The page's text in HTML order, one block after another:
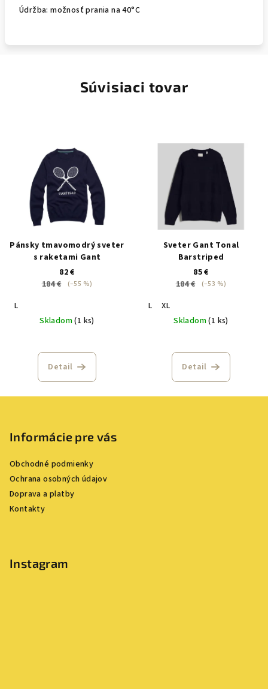
Údržba: možnosť prania na 40°C
Súvisiaci tovar
Pánsky tmavomodrý sveter
s raketami Gant
82 €
184 €
(–55 %)
L
Skladom(1 ks)
Detail
Sveter Gant Tonal
Barstriped
85 €
184 €
(–53 %)
L
XL
Skladom(1 ks)
Detail
Informácie pre vás
Obchodné podmienky
Ochrana osobných údajov
Doprava a platby
Kontakty
Instagram